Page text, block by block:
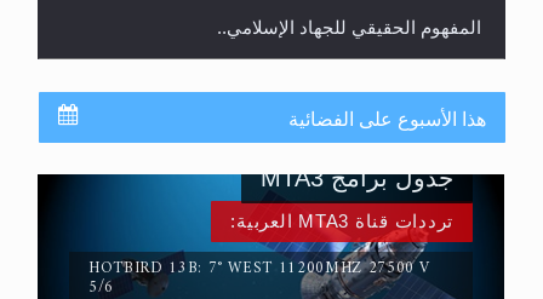
المفهوم الحقيقي للجهاد الإسلامي..
هذا الأسبوع على الفضائية
ترددات قناة MTA3 العربية:
HOTBIRD 13B: 7° WEST 11200MHZ 27500 V
5/6
جدول برامج MTA3